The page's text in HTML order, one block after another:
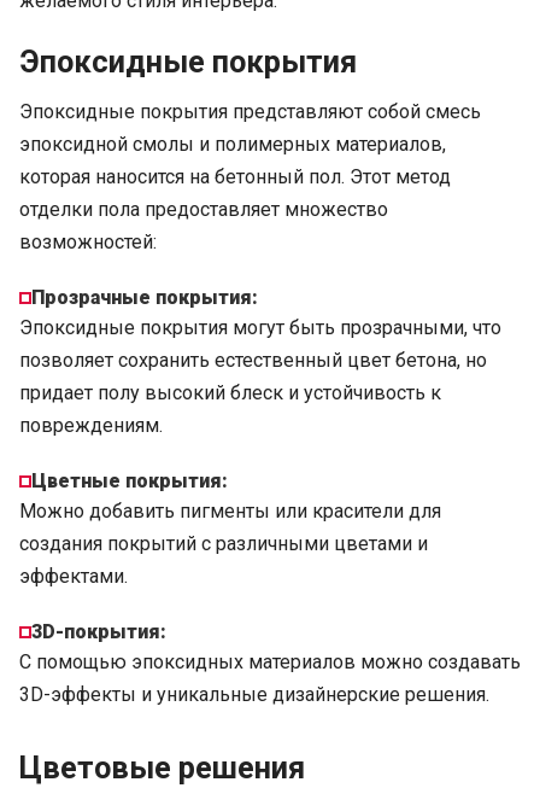
Эпоксидные покрытия
Эпоксидные покрытия представляют собой смесь
эпоксидной смолы и полимерных материалов,
которая наносится на бетонный пол. Этот метод
отделки пола предоставляет множество
возможностей:
Прозрачные покрытия:
Эпоксидные покрытия могут быть прозрачными, что
позволяет сохранить естественный цвет бетона, но
придает полу высокий блеск и устойчивость к
повреждениям.
Цветные покрытия:
Можно добавить пигменты или красители для
создания покрытий с различными цветами и
эффектами.
3D-покрытия:
С помощью эпоксидных материалов можно создавать
3D-эффекты и уникальные дизайнерские решения.
Цветовые решения